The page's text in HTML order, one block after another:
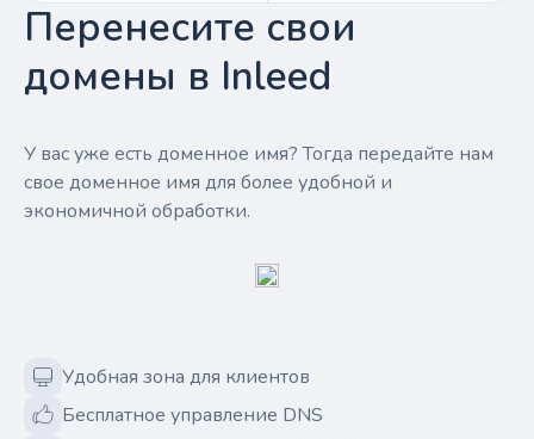
Перенесите свои
домены в Inleed
У вас уже есть доменное имя? Тогда передайте нам
свое доменное имя для более удобной и
экономичной обработки.
Удобная зона для клиентов
Бесплатное управление DNS